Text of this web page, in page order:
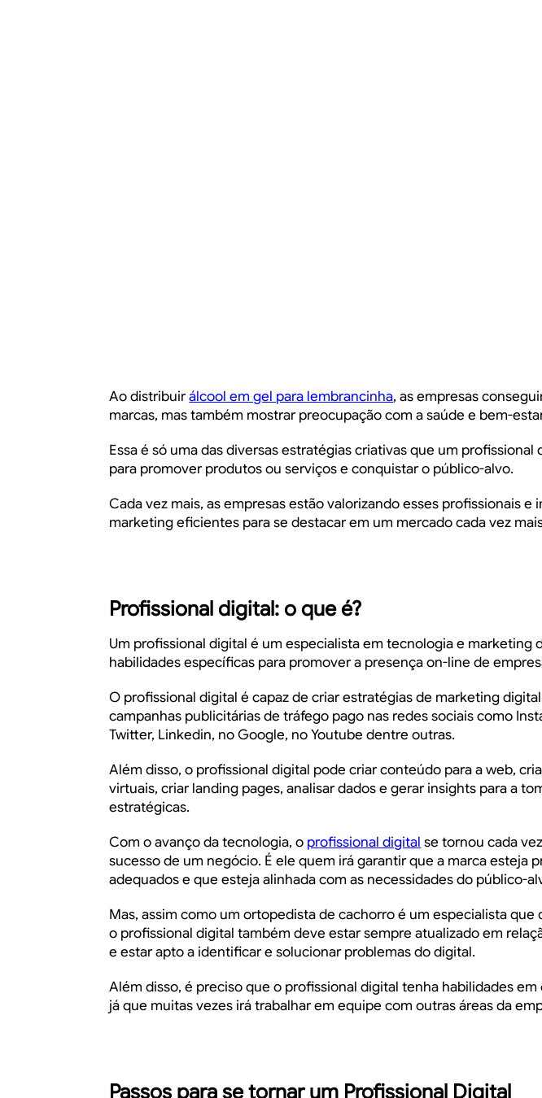
Ao distribuirálcool em gel para lembrancinha, as empresas
marcas, mas também mostrar preocupação com a saúde e bem-
Essa é só uma das diversas estratégias criativas que um
para promover produtos ou serviços e conquistar o público-alvo.
Cada vez mais, as empresas estão valorizando esses profissionais
marketing eficientes para se destacar em um mercado cada vez
Profissional digital: o que é?
Um profissional digital é um especialista em tecnologia e marketing
habilidades específicas para promover a presença on-line de
O profissional digital é capaz de criar estratégias de marketing
campanhas publicitárias de tráfego pago nas redes sociais como
Twitter, Linkedin, no Google, no Youtube dentre outras.
Além disso, o profissional digital pode criar conteúdo para a web,
virtuais, criar landing pages, analisar dados e gerar insights para a
estratégicas.
Com o avanço da tecnologia, o profissional digital se tornou cada
sucesso de um negócio. É ele quem irá garantir que a marca esteja
adequados e que esteja alinhada com as necessidades do público-
Mas, assim como umortopedista de cachorroé um especialista que
o profissional digital também deve estar sempre atualizado em
e estar apto a identificar e solucionar problemas do digital.
Além disso, é preciso que o profissional digital tenha habilidades
já que muitas vezes irá trabalhar em equipe com outras áreas da
Passos para se tornar um Profissional Digital